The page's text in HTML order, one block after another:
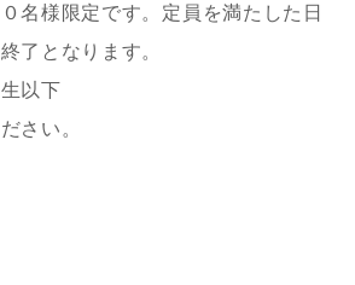
名様限定です。定員を満たした日
了となります。
以下
さい。